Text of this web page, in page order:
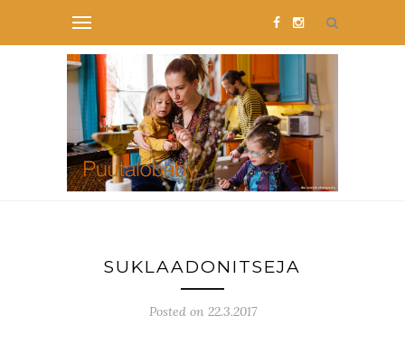
SUKLAADONITSEJA
Posted on 22.3.2017